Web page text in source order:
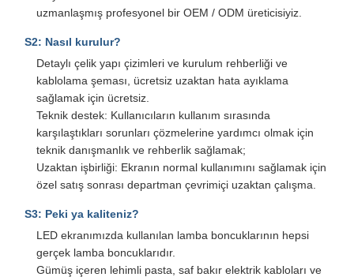
uzmanlaşmış profesyonel bir OEM / ODM üreticisiyiz.
S2: Nasıl kurulur?
Detaylı çelik yapı çizimleri ve kurulum rehberliği ve
kablolama şeması, ücretsiz uzaktan hata ayıklama
sağlamak için ücretsiz.
Teknik destek: Kullanıcıların kullanım sırasında
karşılaştıkları sorunları çözmelerine yardımcı olmak için
teknik danışmanlık ve rehberlik sağlamak;
Uzaktan işbirliği: Ekranın normal kullanımını sağlamak için
özel satış sonrası departman çevrimiçi uzaktan çalışma.
S3: Peki ya kaliteniz?
LED ekranımızda kullanılan lamba boncuklarının hepsi
gerçek lamba boncuklarıdır.
Gümüş içeren lehimli pasta, saf bakır elektrik kabloları ve